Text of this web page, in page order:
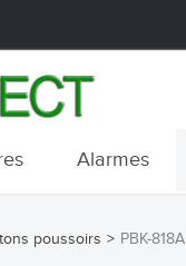
Alarmes
poussoirs > PBK-818A